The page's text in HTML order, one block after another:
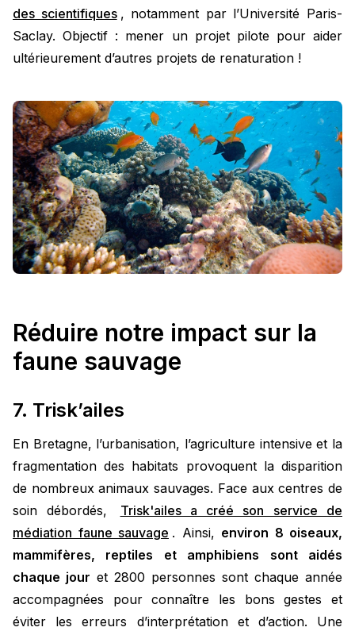
des scientifiques , notamment par l’Université Paris-
Saclay. Objectif : mener un projet pilote pour aider
ultérieurement d’autres projets de renaturation !
Réduire notre impact sur la
faune sauvage
7. Trisk’ailes
En Bretagne, l’urbanisation, l’agriculture intensive et la
fragmentation des habitats provoquent la disparition
de nombreux animaux sauvages. Face aux centres de
soin débordés,
Trisk'ailes a créé son service de
médiation faune sauvage . Ainsi, environ 8 oiseaux,
mammifères, reptiles et amphibiens sont aidés
chaque jour et 2800 personnes sont chaque année
accompagnées pour connaître les bons gestes et
éviter les erreurs d’interprétation et d’action. Une